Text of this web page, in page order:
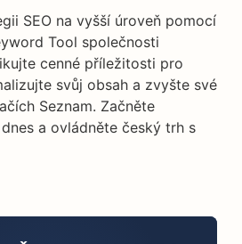
SEO na vyšší úroveň pomocí
Tool společnosti
cenné příležitosti pro
svůj obsah a zvyšte své
Seznam. Začněte
a ovládněte český trh s